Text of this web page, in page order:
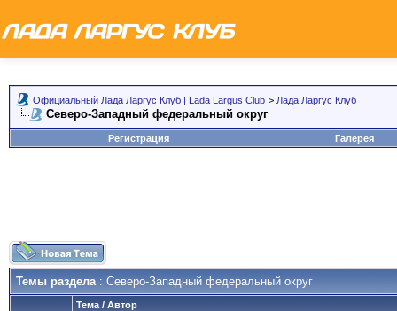
Официальный Лада Ларгус Клуб | Lada Largus Club > Лада Ларгус Клуб
Северо-Западный федеральный округ
Регистрация Галерея
Темы раздела: Северо-Западный федеральный округ
Тема / Автор